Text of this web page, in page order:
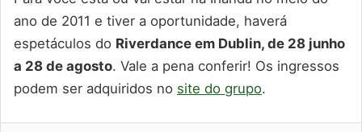
ano de 2011 e tiver a oportunidade, haverá
espetáculos do Riverdance em Dublin, de 28 junho
a 28 de agosto. Vale a pena conferir! Os ingressos
podem ser adquiridos no site do grupo.